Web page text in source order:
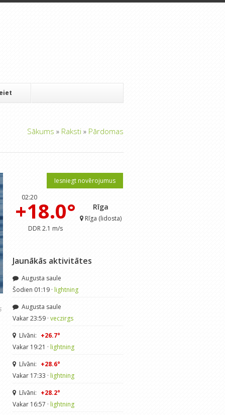
Sākums » Raksti » Pārdomas
Iesniegt novērojumus
02:20
+18.0°
DDR 2.1 m/s
Rīga
Rīga (lidosta)
Jaunākās aktivitātes
Augusta saule
Šodien 01:19 · lightning
Augusta saule
Vakar 23:59 · veczirgs
Līvāni: +26.7°
Vakar 19:21 · lightning
Līvāni: +28.6°
Vakar 17:33 · lightning
Līvāni: +28.2°
Vakar 16:57 · lightning